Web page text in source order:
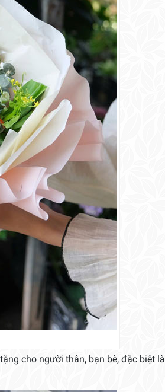
cho người thân, bạn bè, đặc biệt là